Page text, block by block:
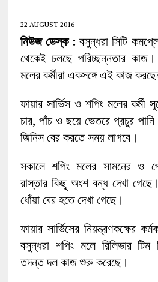
22 AUGUST 2016
নিউজ ডেস্ক : বসুন্ধরা সিটি
থেকেই চলছে পরিচ্ছন্নতার কাজ।
মলের কর্মীরা একসঙ্গে এই কাজ
ফায়ার সার্ভিস ও শপিং মলের কর্মী
চার, পাঁচ ও ছয়ে ভেতরে প্রচুর
জিনিস বের করতে সময় লাগবে।
সকালে শপিং মলের সামনের ও
রাস্তার কিছু অংশ বন্ধ দেখা
ধোঁয়া বের হতে দেখা গেছে।
ফায়ার সার্ভিসের নিয়ন্ত্রণকক্ষের
বসুন্ধরা শপিং মলে রিলিভার
তদন্ত দল কাজ শুরু করেছে।